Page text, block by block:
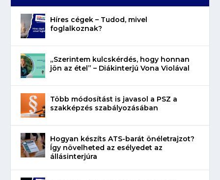
Híres cégek – Tudod, mivel
foglalkoznak?
„Szerintem kulcskérdés, hogy honnan
jön az étel” – Diákinterjú Vona Violával
Több módosítást is javasol a PSZ a
szakképzés szabályozásában
Hogyan készíts ATS-barát önéletrajzot?
Így növelheted az esélyedet az
állásinterjúra